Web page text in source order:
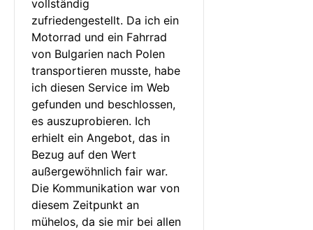
vollständig
zufriedengestellt. Da ich ein
Motorrad und ein Fahrrad
von Bulgarien nach Polen
transportieren musste, habe
ich diesen Service im Web
gefunden und beschlossen,
es auszuprobieren. Ich
erhielt ein Angebot, das in
Bezug auf den Wert
außergewöhnlich fair war.
Die Kommunikation war von
diesem Zeitpunkt an
mühelos, da sie mir bei allen